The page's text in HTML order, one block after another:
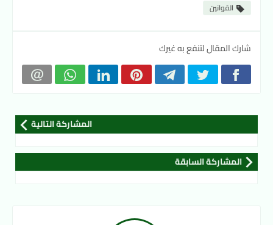
القوانين
شارك المقال لتنفع به غيرك
المشاركة التالية
المشاركة السابقة